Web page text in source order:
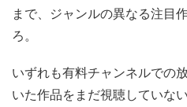
まで、ジャンルの異なる注目
ろ。
いずれも有料チャンネルでの
いた作品をまだ視聴していな